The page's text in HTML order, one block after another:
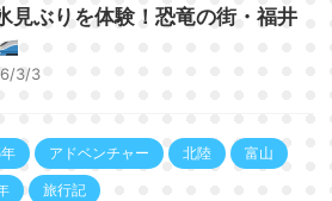
見ぶりを体験！恐竜の街・福井
3/3
アドベンチャー 北陸 富山
旅行記